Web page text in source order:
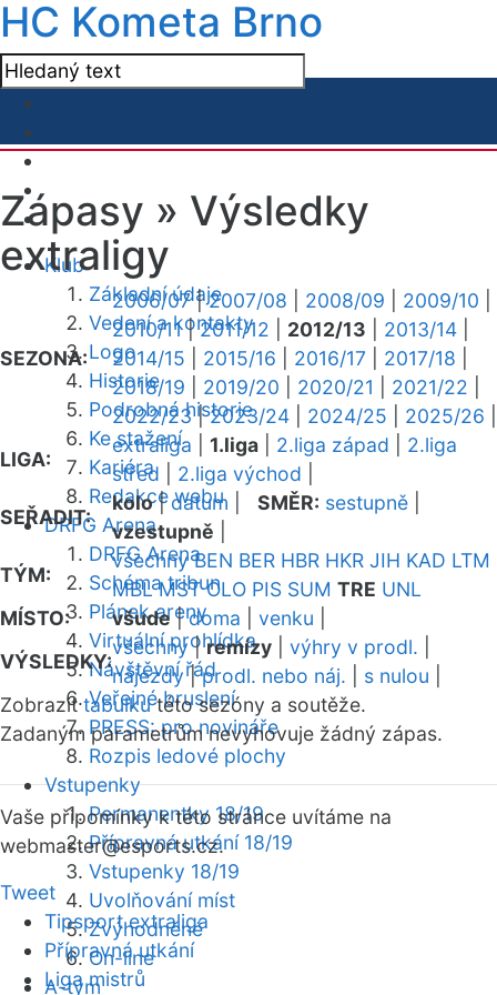
HC Kometa Brno
Klub
Základní údaje
Vedení a kontakty
Logo
Historie
Podrobná historie
Ke stažení
Kariéra
Redakce webu
DRFG Arena
DRFG Arena
Schéma tribun
Plánek areny
Virtuální prohlídka
Návštěvní řád
Veřejné bruslení
PRESS: pro novináře
Rozpis ledové plochy
Vstupenky
Permanentky 18/19
Přípravná utkání 18/19
Vstupenky 18/19
Uvolňování míst
Zvýhodněné
On-line
A-tým
Zápasy » Výsledky
extraligy
SEZONA:
2006/07|2007/08 2008/09 2009/10
2010/11|2011/12 2012/13 2013/14
2014/15
2015/16 2016/17 2017/18
2018/19
2019/20 2020/21 2021/22
2022/23|2023/24 2024/25 2025/26
LIGA:
extraliga 1.liga 2.liga západ
2.liga
střed
2.liga východ
SEŘADIT:
kolo|datum SMĚR: sestupně
vzestupně
TÝM:
všechny BEN BER HBR HKR JIH KAD LTM
MBL MST OLO PIS SUM TRE UNL
MÍSTO:
všude|doma venku
VÝSLEDKY:
všechny|remízy výhry v prodl.
nájezdy|prodl. nebo náj. s nulou
Zobrazittabulkutéto sezóny a soutěže.
Zadaným parametrům nevyhovuje žádný zápas.
Vaše připomínky k této stránce uvítáme na
webmaster@esports.cz.
Tweet
Tipsport extraliga
Přípravná utkání
Liga mistrů